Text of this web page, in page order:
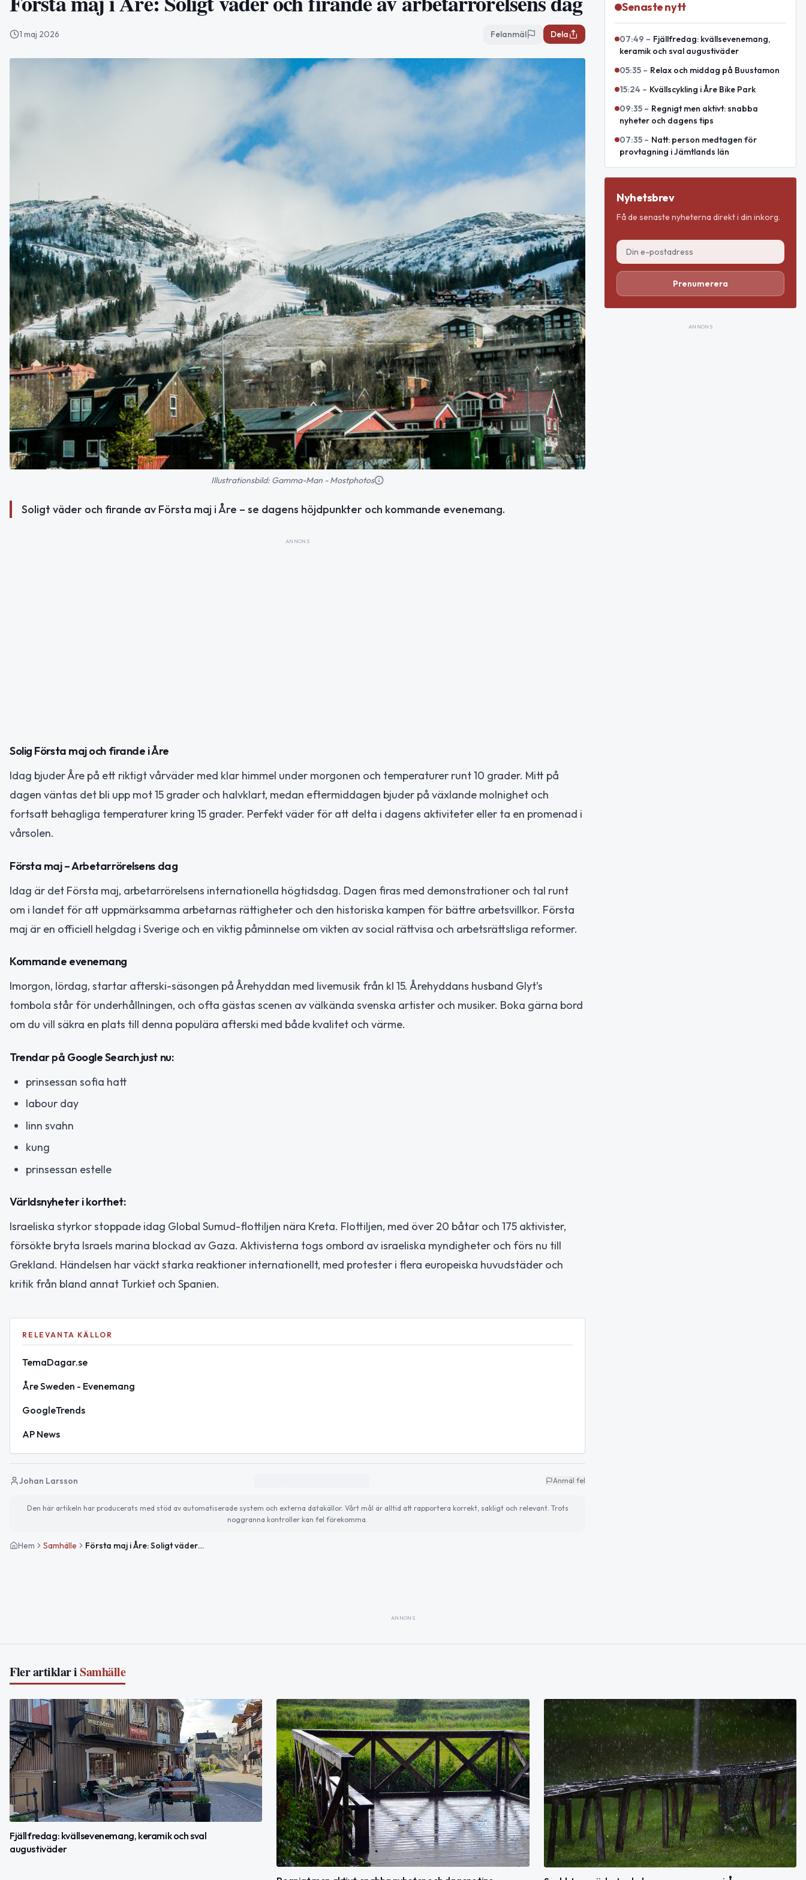
1 maj 2026 Felanmäl Dela
Illustrationsbild: Gamma-Man - Mostphotos
Soligt väder och firande av Första maj i Åre – se dagens höjdpunkter och kommande evenemang.
ANNONS
Solig Första maj och firande i Åre
Idag bjuder Åre på ett riktigt vårväder med klar himmel under morgonen och temperaturer runt 10 grader. Mitt på
dagen väntas det bli upp mot 15 grader och halvklart, medan eftermiddagen bjuder på växlande molnighet och
fortsatt behagliga temperaturer kring 15 grader. Perfekt väder för att delta i dagens aktiviteter eller ta en promenad i
vårsolen.
Första maj – Arbetarrörelsens dag
Idag är det Första maj, arbetarrörelsens internationella högtidsdag. Dagen firas med demonstrationer och tal runt
om i landet för att uppmärksamma arbetarnas rättigheter och den historiska kampen för bättre arbetsvillkor. Första
maj är en officiell helgdag i Sverige och en viktig påminnelse om vikten av social rättvisa och arbetsrättsliga reformer.
Kommande evenemang
Imorgon, lördag, startar afterski-säsongen på Årehyddan med livemusik från kl 15. Årehyddans husband Glyt’s
tombola står för underhållningen, och ofta gästas scenen av välkända svenska artister och musiker. Boka gärna bord
om du vill säkra en plats till denna populära afterski med både kvalitet och värme.
Trendar på Google Search just nu:
prinsessan sofia hatt
labour day
linn svahn
kung
prinsessan estelle
Världsnyheter i korthet:
Israeliska styrkor stoppade idag Global Sumud-flottiljen nära Kreta. Flottiljen, med över 20 båtar och 175 aktivister,
försökte bryta Israels marina blockad av Gaza. Aktivisterna togs ombord av israeliska myndigheter och förs nu till
Grekland. Händelsen har väckt starka reaktioner internationellt, med protester i flera europeiska huvudstäder och
kritik från bland annat Turkiet och Spanien.
RELEVANTA KÄLLOR
TemaDagar.se
Åre Sweden - Evenemang
GoogleTrends
AP News
Johan Larsson Anmäl fel
Den här artikeln har producerats med stöd av automatiserade system och externa datakällor. Vårt mål är alltid att rapportera korrekt, sakligt och relevant. Trots
noggranna kontroller kan fel förekomma.
Hem Samhälle Första maj i Åre: Soligt väder och firande av arbetarrörelsens dag
Senaste nytt
07:49 – Fjällfredag: kvällsevenemang,
keramik och sval augustiväder
05:35 – Relax och middag på Buustamon
15:24 – Kvällscykling i Åre Bike Park
09:35 – Regnigt men aktivt: snabba
nyheter och dagens tips
07:35 – Natt: person medtagen för
provtagning i Jämtlands län
Nyhetsbrev
Få de senaste nyheterna direkt i din inkorg.
Prenumerera
ANNONS
ANNONS
Fler artiklar iSamhälle
Fjällfredag: kvällsevenemang, keramik och sval
augustiväder